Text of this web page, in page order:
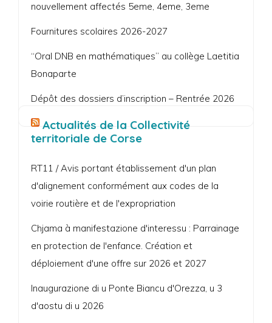
nouvellement affectés 5eme, 4eme, 3eme
Fournitures scolaires 2026-2027
“Oral DNB en mathématiques” au collège Laetitia
Bonaparte
Dépôt des dossiers d’inscription – Rentrée 2026
Actualités de la Collectivité
territoriale de Corse
RT11 / Avis portant établissement d'un plan
d'alignement conformément aux codes de la
voirie routière et de l'expropriation
Chjama à manifestazione d'interessu : Parrainage
en protection de l'enfance. Création et
déploiement d'une offre sur 2026 et 2027
Inaugurazione di u Ponte Biancu d'Orezza, u 3
d'aostu di u 2026